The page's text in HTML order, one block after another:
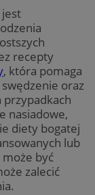
recepty
, która pomaga
swędzenie oraz
przypadkach
nasiadowe,
diety bogatej
lub
być
zalecić